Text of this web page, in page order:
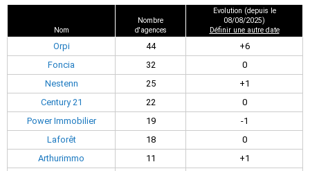
Nom
Nombre
d'agences
Evolution (depuis le
08/08/2025)
Définir une autre date
Orpi 44
+6
Foncia
32
0
Nestenn
25
+1
Century 21
22
0
Power Immobilier
19
-1
Laforêt
18
0
Arthurimmo
11
+1